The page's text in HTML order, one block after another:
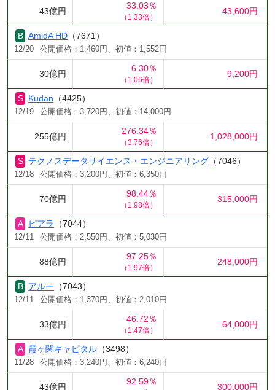
43億円
33.03％
（1.33倍）
43,600円
AmidA HD （7671）
12/20 公開価格：1,460円、初値：1,552円
30億円
6.30％
（1.06倍）
9,200円
Kudan （4425）
12/19 公開価格：3,720円、初値：14,000円
255億円
276.34％
（3.76倍）
1,028,000円
テクノスデータサイエンス・エンジニアリング （7046）
12/18 公開価格：3,200円、初値：6,350円
70億円
98.44％
（1.98倍）
315,000円
ピアラ （7044）
12/11 公開価格：2,550円、初値：5,030円
88億円
97.25％
（1.97倍）
248,000円
アルー （7043）
12/11 公開価格：1,370円、初値：2,010円
33億円
46.72％
（1.47倍）
64,000円
霞ヶ関キャピタル （3498）
11/28 公開価格：3,240円、初値：6,240円
43億円
92.59％
300,000円